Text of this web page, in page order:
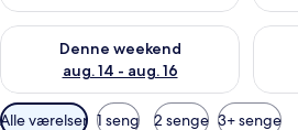
Denne weekend
aug. 14 - aug. 16
Tjek tilgængelighed for denne Tjek
Tilgængelige
Alle værelser 1 seng 2 senge 3+ senge